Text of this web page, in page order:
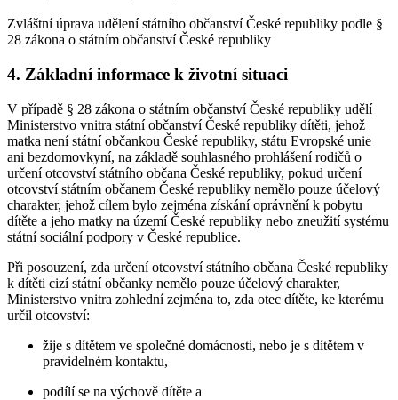
Zvláštní úprava udělení státního občanství České republiky podle §
28 zákona o státním občanství České republiky
4. Základní informace k životní situaci
V případě § 28 zákona o státním občanství České republiky udělí
Ministerstvo vnitra státní občanství České republiky dítěti, jehož
matka není státní občankou České republiky, státu Evropské unie
ani bezdomovkyní, na základě souhlasného prohlášení rodičů o
určení otcovství státního občana České republiky, pokud určení
otcovství státním občanem České republiky nemělo pouze účelový
charakter, jehož cílem bylo zejména získání oprávnění k pobytu
dítěte a jeho matky na území České republiky nebo zneužití systému
státní sociální podpory v České republice.
Při posouzení, zda určení otcovství státního občana České republiky
k dítěti cizí státní občanky nemělo pouze účelový charakter,
Ministerstvo vnitra zohlední zejména to, zda otec dítěte, ke kterému
určil otcovství:
žije s dítětem ve společné domácnosti, nebo je s dítětem v
pravidelném kontaktu,
podílí se na výchově dítěte a